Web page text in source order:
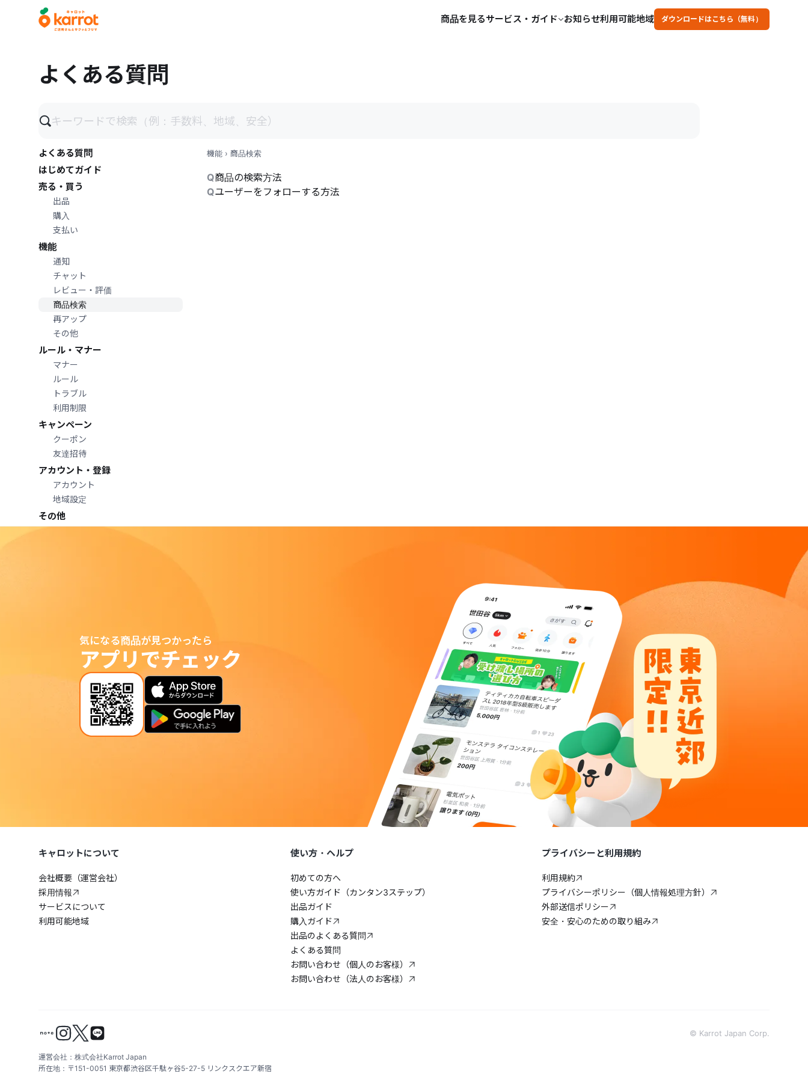
メインコンテンツにスキップ
商品を見るサービス・ガイド お知らせ利用可能地域 ダウンロードはこちら（無料）
よくある質問
よくある質問
はじめてガイド
売る・買う
出品
購入
支払い
機能
通知
チャット
レビュー・評価
商品検索
再アップ
その他
ルール・マナー
マナー
ルール
トラブル
利用制限
キャンペーン
クーポン
友達招待
アカウント・登録
アカウント
地域設定
その他
機能 › 商品検索
Q商品の検索方法
Qユーザーをフォローする方法
気になる商品が見つかったら
アプリでチェック
キャロットについて
会社概要（運営会社）
採用情報
サービスについて
利用可能地域
使い方・ヘルプ
初めての方へ
使い方ガイド（カンタン3ステップ）
出品ガイド
購入ガイド
出品のよくある質問
よくある質問
お問い合わせ（個人のお客様）
お問い合わせ（法人のお客様）
プライバシーと利用規約
利用規約
プライバシーポリシー（個人情報処理方針）
外部送信ポリシー
安全・安心のための取り組み
© Karrot Japan Corp.
運営会社：株式会社Karrot Japan
所在地：〒151-0051 東京都渋谷区千駄ヶ谷5-27-5 リンクスクエア新宿